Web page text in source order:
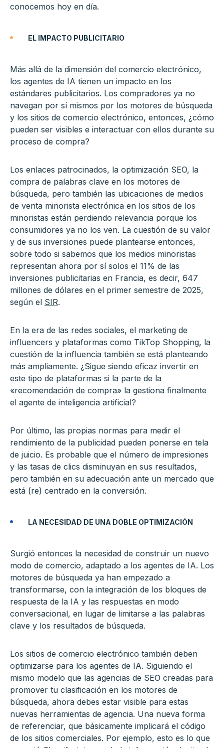
conocemos hoy en día.
EL IMPACTO PUBLICITARIO
Más allá de la dimensión del comercio electrónico,
los agentes de IA tienen un impacto en los
estándares publicitarios. Los compradores ya no
navegan por sí mismos por los motores de búsqueda
y los sitios de comercio electrónico, entonces, ¿cómo
pueden ser visibles e interactuar con ellos durante su
proceso de compra?
Los enlaces patrocinados, la optimización SEO, la
compra de palabras clave en los motores de
búsqueda, pero también las ubicaciones de medios
de venta minorista electrónica en los sitios de los
minoristas están perdiendo relevancia porque los
consumidores ya no los ven. La cuestión de su valor
y de sus inversiones puede plantearse entonces,
sobre todo si sabemos que los medios minoristas
representan ahora por sí solos el 11% de las
inversiones publicitarias en Francia, es decir, 647
millones de dólares en el primer semestre de 2025,
según el SIR.
En la era de las redes sociales, el marketing de
influencers y plataformas como TikTop Shopping, la
cuestión de la influencia también se está planteando
más ampliamente. ¿Sigue siendo eficaz invertir en
este tipo de plataformas si la parte de la
«recomendación de compra» la gestiona finalmente
el agente de inteligencia artificial?
Por último, las propias normas para medir el
rendimiento de la publicidad pueden ponerse en tela
de juicio. Es probable que el número de impresiones
y las tasas de clics disminuyan en sus resultados,
pero también en su adecuación ante un mercado que
está (re) centrado en la conversión.
LA NECESIDAD DE UNA DOBLE OPTIMIZACIÓN
Surgió entonces la necesidad de construir un nuevo
modo de comercio, adaptado a los agentes de IA. Los
motores de búsqueda ya han empezado a
transformarse, con la integración de los bloques de
respuesta de la IA y las respuestas en modo
conversacional, en lugar de limitarse a las palabras
clave y los resultados de búsqueda.
Los sitios de comercio electrónico también deben
optimizarse para los agentes de IA. Siguiendo el
mismo modelo que las agencias de SEO creadas para
promover tu clasificación en los motores de
búsqueda, ahora debes estar visible para estas
nuevas herramientas de agencia. Una nueva forma
de referenciar, que básicamente implicará el código
de los sitios comerciales. Por ejemplo, esto es lo que